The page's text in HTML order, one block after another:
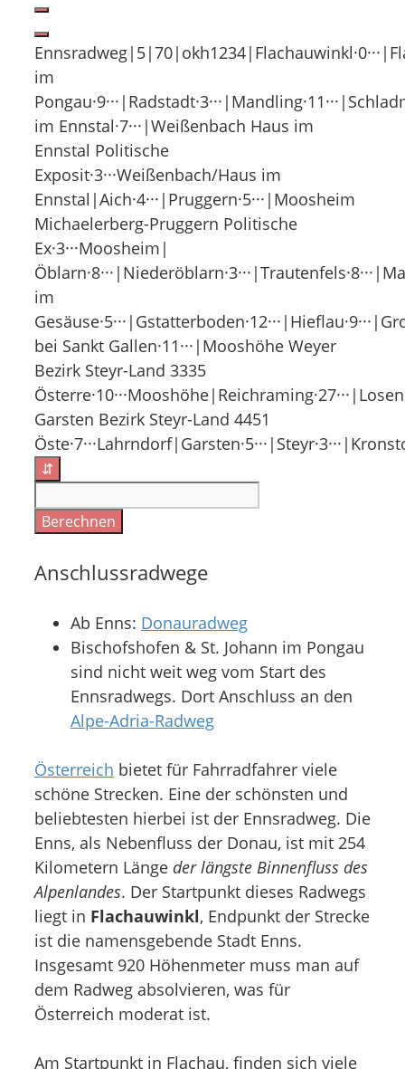
im
im Ennstal·7···|Weißenbach Haus im
Ennstal Politische
Exposit·3···Weißenbach/Haus im
Ennstal|Aich·4···|Pruggern·5···|Moosheim
Michaelerberg-Pruggern Politische
Ex·3···Moosheim|
im
bei Sankt Gallen·11···|Mooshöhe Weyer
Bezirk Steyr-Land 3335
Garsten Bezirk Steyr-Land 4451
⇵
Berechnen
Anschlussradwege
Ab Enns: Donauradweg
Bischofshofen & St. Johann im Pongau
sind nicht weit weg vom Start des
Ennsradwegs. Dort Anschluss an den
Alpe-Adria-Radweg
Österreich bietet für Fahrradfahrer viele
schöne Strecken. Eine der schönsten und
beliebtesten hierbei ist der Ennsradweg. Die
Enns, als Nebenfluss der Donau, ist mit 254
Kilometern Länge der längste Binnenfluss des
Alpenlandes. Der Startpunkt dieses Radwegs
liegt in Flachauwinkl, Endpunkt der Strecke
ist die namensgebende Stadt Enns.
Insgesamt 920 Höhenmeter muss man auf
dem Radweg absolvieren, was für
Österreich moderat ist.
Am Startpunkt in Flachau, finden sich viele